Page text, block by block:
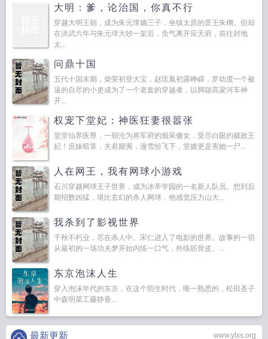
大明：爹，论治国，你真不行
穿越大明王朝，成为朱元璋嫡三子，坐镇太原的晋王朱棡。但却
在洪武六年与朱元璋大吵一架后，负气离开应天府，前往封地
太...
问鼎十国
五代十国末期，柴荣初登大宝，赵匡胤初露峥嵘，罗幼度一个被
逼的自尽的小吏成为了一个老套的穿越者，以脚踹高粱河车神
开...
权宠下堂妃：神医狂妻很嚣张
堂堂仙界医尊，一朝沦为将军府的痴呆傻女，受尽白眼的摄政王
妃！庶妹暗算，夫君鄙夷，漫雪纷飞下，堂嫂更是害她一尸...
人在网王，我有网球小游戏
石川穿越网球王子世界，成为冰帝学园的一名新人队员。想到后
期招数凶猛，堪比玄幻的杀人网球，他感觉压力山大...
我杀到了影视世界
千秋不朽业，尽在杀人中。宋仁进入了电影的世界。故事的一切
从最初的一场功夫梦开始内练一口气，外练筋骨皮。...
东京泡沫人生
穿入泡沫年代的东京，在这个陌生时代，唯一熟悉的，松田圣子
中森明菜工藤静香...
www.ytxs.org
最新更新